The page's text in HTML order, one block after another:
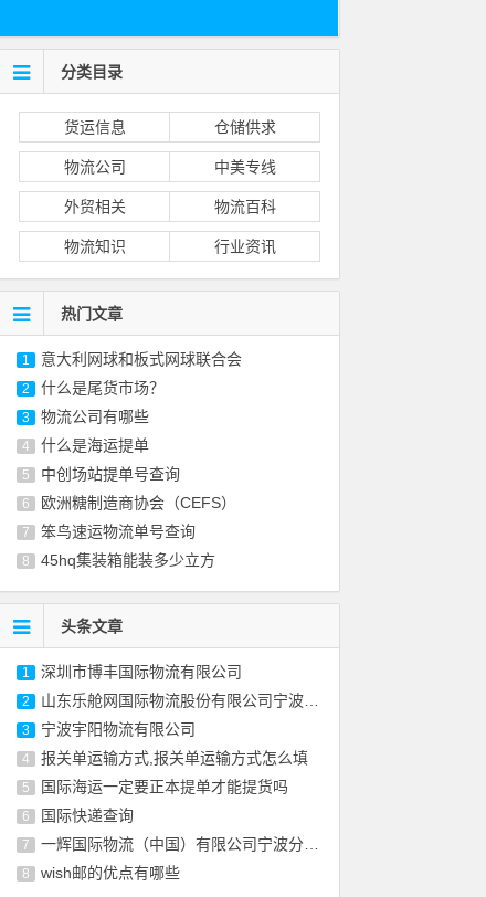
分类目录
货运信息 仓储供求
物流公司 中美专线
外贸相关 物流百科
物流知识 行业资讯
热门文章
1 意大利网球和板式网球联合会
2 什么是尾货市场？
3 物流公司有哪些
4 什么是海运提单
5 中创场站提单号查询
6 欧洲糖制造商协会（CEFS）
7 笨鸟速运物流单号查询
8 45hq集装箱能装多少立方
头条文章
1 深圳市博丰国际物流有限公司
2 山东乐舱网国际物流股份有限公司宁波分公司
3 宁波宇阳物流有限公司
4 报关单运输方式,报关单运输方式怎么填
5 国际海运一定要正本提单才能提货吗
6 国际快递查询
7 一辉国际物流（中国）有限公司宁波分公司
8 wish邮的优点有哪些